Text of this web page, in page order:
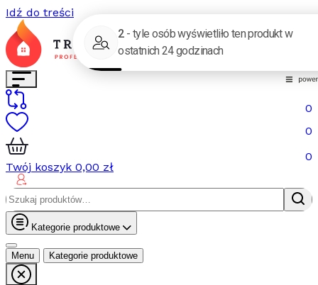
Idź do treści
0
0
0
Twój koszyk 0,00 zł
Szukaj:
Kategorie produktowe
Menu Kategorie produktowe